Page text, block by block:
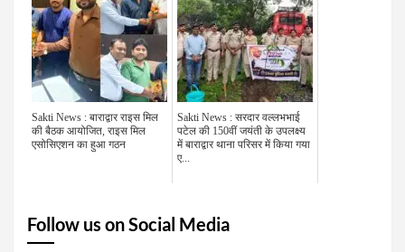
Sakti News : बाराद्वार राइस मिल
की बैठक आयोजित, राइस मिल
एसोसिएशन का हुआ गठन
Sakti News : सरदार वल्लभभाई
पटेल की 150वीं जयंती के उपलक्ष्य
में बाराद्वार थाना परिसर में किया गया
ए...
Follow us on Social Media